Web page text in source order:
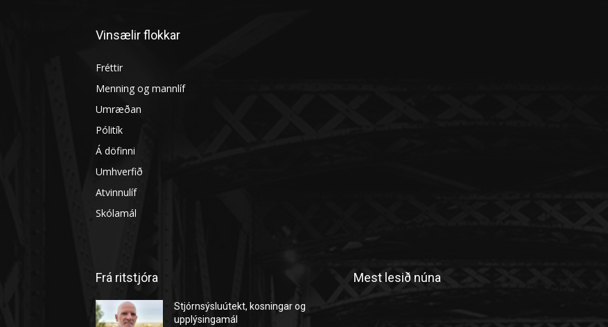
Vinsælir flokkar
Fréttir
Menning og mannlíf
Umræðan
Pólitík
Á döfinni
Umhverfið
Atvinnulíf
Skólamál
Frá ritstjóra
Stjórnsýsluútekt, kosningar og
upplýsingamál
Mest lesið núna